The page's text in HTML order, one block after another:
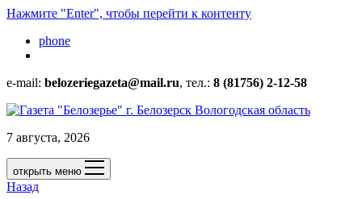
Нажмите "Enter", чтобы перейти к контенту
phone
e-mail: belozeriegazeta@mail.ru, тел.: 8 (81756) 2-12-58
7 августа, 2026
открыть меню
Назад